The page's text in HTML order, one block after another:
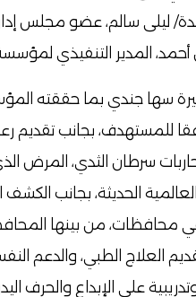
ليلى سالم، عضو مجلس
المدير التنفيذي
سها جندي بما حققته
للمستهدف، بجانب تقديم
سرطان الثدي، المرض
توعية في محافظات، من بينها
العلاج الطبي، والدعم
علي الإبداع والحرف